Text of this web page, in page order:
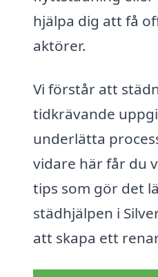
hjälpa dig att få
aktörer.
Vi förstår att
tidkrävande
underlätta
vidare här får du
tips som gör det
städhjälpen i
att skapa ett